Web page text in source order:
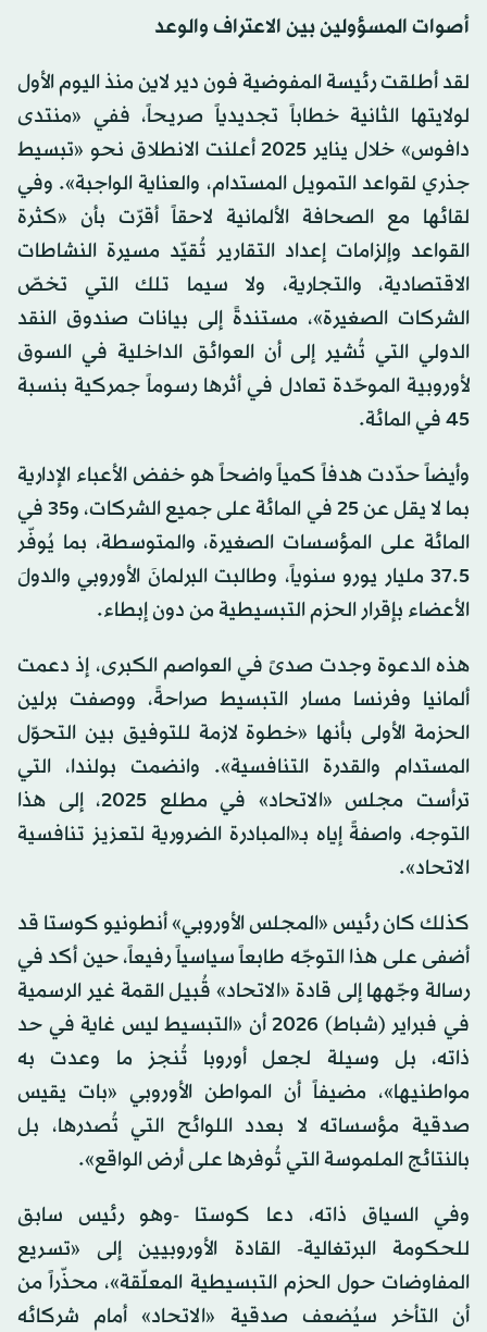
أصوات المسؤولين بين الاعتراف والوعد
لقد أطلقت رئيسة المفوضية فون دير لاين منذ اليوم الأول
لولايتها الثانية خطاباً تجديدياً صريحاً، ففي «منتدى
دافوس» خلال يناير 2025 أعلنت الانطلاق نحو «تبسيط
جذري لقواعد التمويل المستدام، والعناية الواجبة». وفي
لقائها مع الصحافة الألمانية لاحقاً أقرّت بأن «كثرة
القواعد وإلزامات إعداد التقارير تُقيّد مسيرة النشاطات
الاقتصادية، والتجارية، ولا سيما تلك التي تخصّ
الشركات الصغيرة»، مستندةً إلى بيانات صندوق النقد
الدولي التي تُشير إلى أن العوائق الداخلية في السوق
لأوروبية الموحّدة تعادل في أثرها رسوماً جمركية بنسبة
45 في المائة.
وأيضاً حدّدت هدفاً كمياً واضحاً هو خفض الأعباء الإدارية
بما لا يقل عن 25 في المائة على جميع الشركات، و35 في
المائة على المؤسسات الصغيرة، والمتوسطة، بما يُوفّر
37.5 مليار يورو سنوياً، وطالبت البرلمانَ الأوروبي والدولَ
الأعضاء بإقرار الحزم التبسيطية من دون إبطاء.
هذه الدعوة وجدت صدىً في العواصم الكبرى، إذ دعمت
ألمانيا وفرنسا مسار التبسيط صراحةً، ووصفت برلين
الحزمة الأولى بأنها «خطوة لازمة للتوفيق بين التحوّل
المستدام والقدرة التنافسية». وانضمت بولندا، التي
ترأست مجلس «الاتحاد» في مطلع 2025، إلى هذا
التوجه، واصفةً إياه بـ«المبادرة الضرورية لتعزيز تنافسية
الاتحاد».
كذلك كان رئيس «المجلس الأوروبي» أنطونيو كوستا قد
أضفى على هذا التوجّه طابعاً سياسياً رفيعاً، حين أكد في
رسالة وجّهها إلى قادة «الاتحاد» قُبيل القمة غير الرسمية
في فبراير (شباط) 2026 أن «التبسيط ليس غاية في حد
ذاته، بل وسيلة لجعل أوروبا تُنجز ما وعدت به
مواطنيها»، مضيفاً أن المواطن الأوروبي «بات يقيس
صدقية مؤسساته لا بعدد اللوائح التي تُصدرها، بل
بالنتائج الملموسة التي تُوفرها على أرض الواقع».
وفي السياق ذاته، دعا كوستا -وهو رئيس سابق
للحكومة البرتغالية- القادة الأوروبيين إلى «تسريع
المفاوضات حول الحزم التبسيطية المعلّقة»، محذّراً من
أن التأخر سيُضعف صدقية «الاتحاد» أمام شركائه